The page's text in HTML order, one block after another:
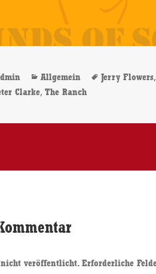
Kategorien
Allgemein Jerry Flowers
Clarke,The Ranch
nicht veröffentlicht. Erforderliche